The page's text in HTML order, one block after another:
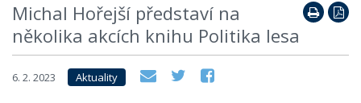
Michal Hořejší představí na
několika akcích knihu Politika lesa
6. 2. 2023 Aktuality